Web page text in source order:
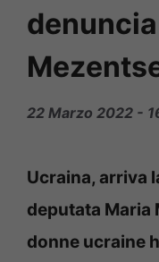
22 Marzo 2022 -
Ucraina, arriva
deputata Maria
donne ucraine